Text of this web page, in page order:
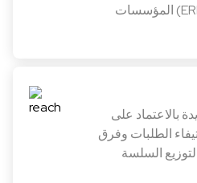
المؤسسات (ERP) وإمكانية المتابعة الشاملة
بالاعتماد على
الطلبات وفرق
السلسة